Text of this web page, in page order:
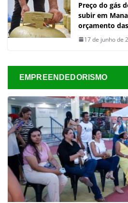
Preço do gás
subir em
orçamento
17 de junho de
EMPREENDEDORISMO